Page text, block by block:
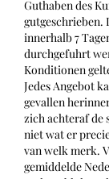
Guthaben des
gutgeschrieben.
innerhalb 7
durchgefuhrt
Konditionen
Jedes Angebot
gevallen
zich achteraf de
niet wat er
van welk merk.
gemiddelde